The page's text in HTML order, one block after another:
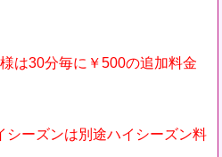
は30分毎に￥500の追加料金
ーズンは別途ハイシーズン料